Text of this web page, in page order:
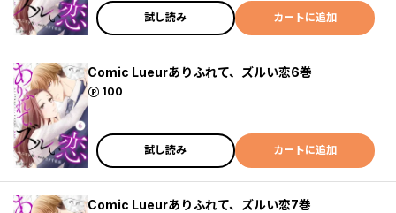
試し読み カートに追加
Comic Lueurありふれて、ズルい恋6巻
100
ポイント
試し読み カートに追加
Comic Lueurありふれて、ズルい恋7巻